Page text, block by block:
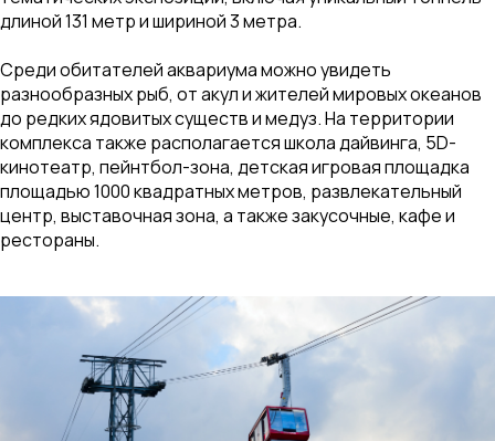
длиной 131 метр и шириной 3 метра.
Среди обитателей аквариума можно увидеть
разнообразных рыб, от акул и жителей мировых океанов
до редких ядовитых существ и медуз. На территории
комплекса также располагается школа дайвинга, 5D-
кинотеатр, пейнтбол-зона, детская игровая площадка
площадью 1000 квадратных метров, развлекательный
центр, выставочная зона, а также закусочные, кафе и
рестораны.